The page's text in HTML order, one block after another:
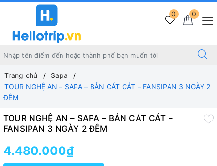
0
0
Trang chủ
Sapa
TOUR NGHỆ AN – SAPA – BẢN CÁT CÁT – FANSIPAN 3 NGÀY 2
ĐÊM
TOUR NGHỆ AN – SAPA – BẢN CÁT CÁT –
FANSIPAN 3 NGÀY 2 ĐÊM
4.480.000₫